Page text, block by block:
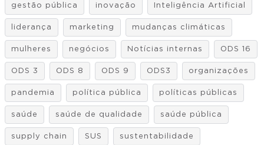
gestão pública inovação Inteligência Artificial
liderança marketing mudanças climáticas
mulheres negócios Notícias internas ODS 16
ODS 3 ODS 8 ODS 9 ODS3 organizações
pandemia política pública políticas públicas
saúde saúde de qualidade saúde pública
supply chain SUS sustentabilidade